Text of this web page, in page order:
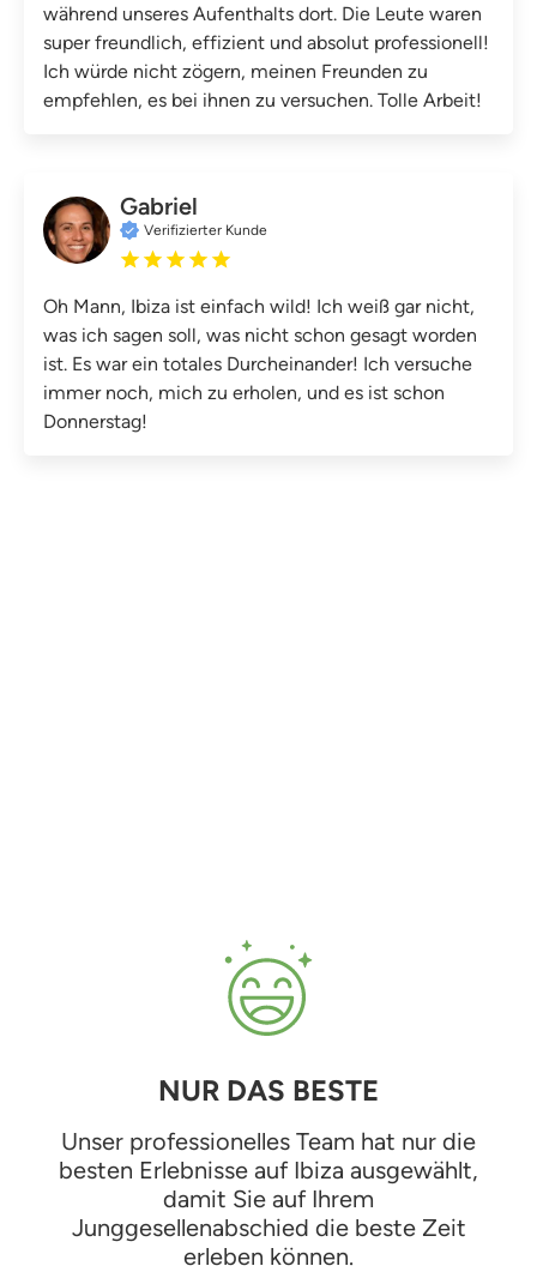
während unseres Aufenthalts dort. Die Leute waren
super freundlich, effizient und absolut professionell!
Ich würde nicht zögern, meinen Freunden zu
empfehlen, es bei ihnen zu versuchen. Tolle Arbeit!
Gabriel
Verifizierter Kunde
Oh Mann, Ibiza ist einfach wild! Ich weiß gar nicht,
was ich sagen soll, was nicht schon gesagt worden
ist. Es war ein totales Durcheinander! Ich versuche
immer noch, mich zu erholen, und es ist schon
Donnerstag!
NUR DAS BESTE
Unser professionelles Team hat nur die
besten Erlebnisse auf Ibiza ausgewählt,
damit Sie auf Ihrem
Junggesellenabschied die beste Zeit
erleben können.